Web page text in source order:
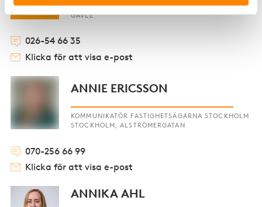
HYRESADMINISTRATÖR
GÄVLE
026-54 66 35
Klicka för att visa e-post
ANNIE ERICSSON
KOMMUNIKATÖR FASTIGHETSÄGARNA STOCKHOLM
STOCKHOLM, ALSTRÖMERGATAN
070-256 66 99
Klicka för att visa e-post
ANNIKA AHL